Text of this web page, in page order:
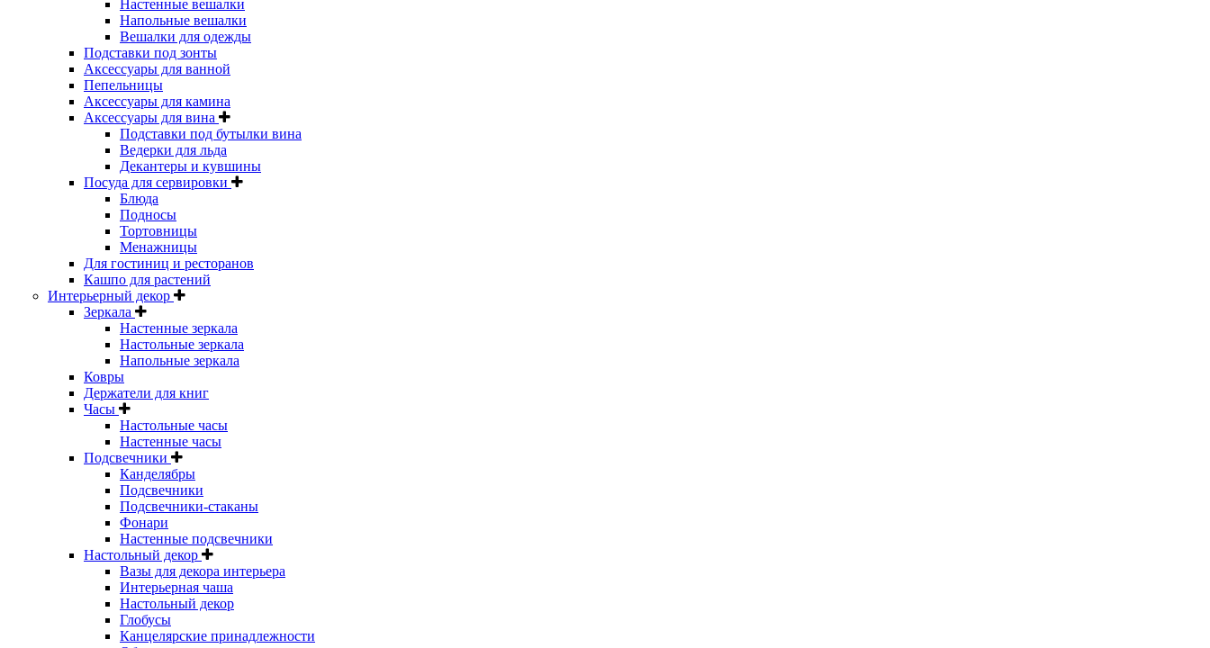
Настенные вешалки
Напольные вешалки
Вешалки для одежды
Подставки под зонты
Аксессуары для ванной
Пепельницы
Аксессуары для камина
Аксессуары для вина
Подставки под бутылки вина
Ведерки для льда
Декантеры и кувшины
Посуда для сервировки
Блюда
Подносы
Тортовницы
Менажницы
Для гостиниц и ресторанов
Кашпо для растений
Интерьерный декор
Зеркала
Настенные зеркала
Настольные зеркала
Напольные зеркала
Ковры
Держатели для книг
Часы
Настольные часы
Настенные часы
Подсвечники
Канделябры
Подсвечники
Подсвечники-стаканы
Фонари
Настенные подсвечники
Настольный декор
Вазы для декора интерьера
Интерьерная чаша
Настольный декор
Глобусы
Канцелярские принадлежности